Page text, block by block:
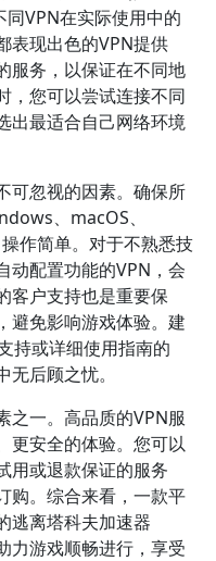
VPN在实际使用中的
表现出色的VPN提供
服务，以保证在不同地
，您可以尝试连接不同
出最适合自己网络环境
可忽视的因素。确保所
、macOS、
作简单。对于不熟悉技
动配置功能的VPN，会
客户支持也是重要保
避免影响游戏体验。建
持或详细使用指南的
后顾之忧。
之一。高品质的VPN服
更安全的体验。您可以
用或退款保证的服务
购。综合来看，一款平
逃离塔科夫加速器
力游戏顺畅进行，享受